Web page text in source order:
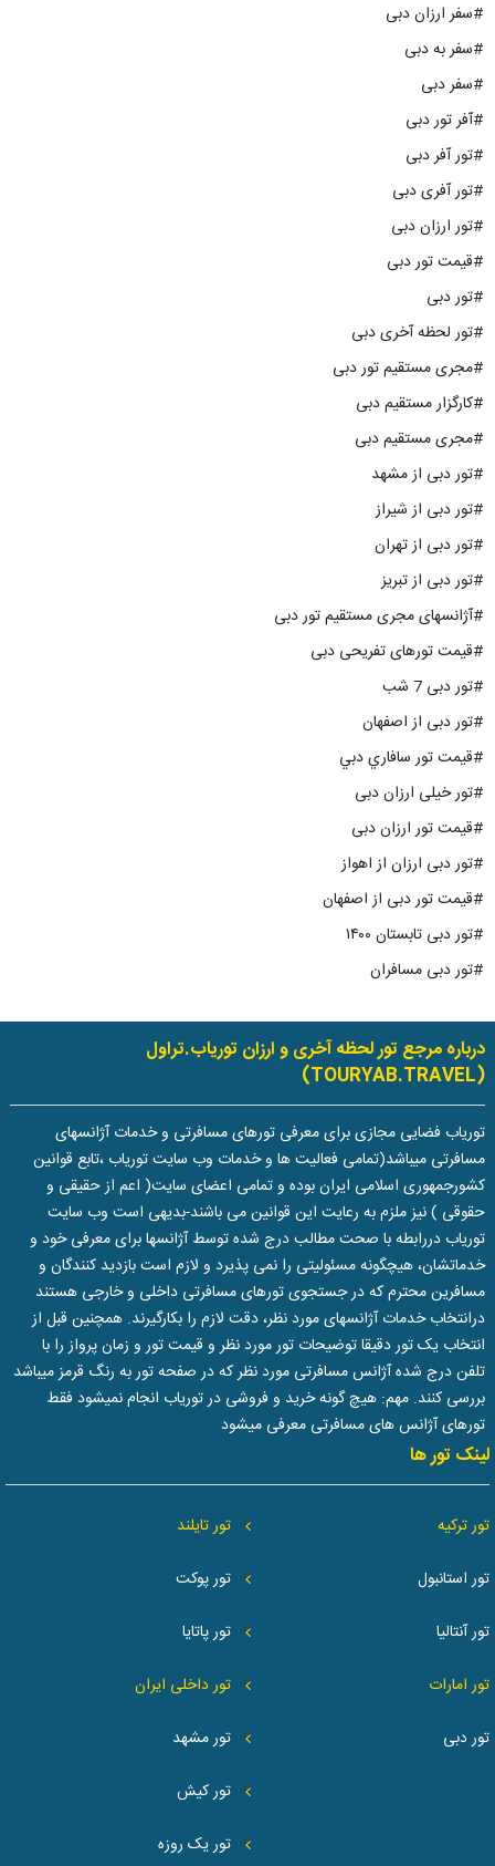
#سفر ارزان دبی
#سفر به دبی
#سفر دبی
#آفر تور دبی
#تور آفر دبی
#تور آفری دبی
#تور ارزان دبی
#قیمت تور دبی
#تور دبی
#تور لحظه آخری دبی
#مجری مستقیم تور دبی
#کارگزار مستقیم دبی
#مجری مستقیم دبی
#تور دبی از مشهد
#تور دبی از شیراز
#تور دبی از تهران
#تور دبی از تبریز
#آژانسهای مجری مستقیم تور دبی
#قیمت تورهای تفریحی دبی
#تور دبی 7 شب
#تور دبی از اصفهان
#قيمت تور سافاري دبي
#تور خیلی ارزان دبی
#قیمت تور ارزان دبی
#تور دبی ارزان از اهواز
#قیمت تور دبی از اصفهان
#تور دبی تابستان ۱۴۰۰
#تور دبی مسافران
درباره مرجع تور لحظه آخری و ارزان توریاب.تراول
(TOURYAB.TRAVEL)
توریاب فضایی مجازی برای معرفی تورهای مسافرتی و خدمات آژانسهای
مسافرتی میباشد(تمامی فعالیت ها و خدمات وب سایت توریاب ،تابع قوانین
کشورجمهوری اسلامی ایران بوده و تمامی اعضای سایت( اعم از حقیقی و
حقوقی ) نیز ملزم به رعایت این قوانین می باشند-بدیهی است وب سایت
توریاب دررابطه با صحت مطالب درج شده توسط آژانسها برای معرفی خود و
خدماتشان، هیچگونه مسئولیتی را نمی پذیرد و لازم است بازدید کنندگان و
مسافرین محترم که در جستجوی تورهای مسافرتی داخلی و خارجی هستند
درانتخاب خدمات آژانسهای مورد نظر، دقت لازم را بکارگیرند. همچنین قبل از
انتخاب یک تور دقیقا توضیحات تور مورد نظر و قیمت تور و زمان پرواز را با
تلفن درج شده آژانس مسافرتی مورد نظر که در صفحه تور به رنگ قرمز میباشد
بررسی کنند. مهم: هیچ گونه خرید و فروشی در توریاب انجام نمیشود فقط
تورهای آژانس های مسافرتی معرفی میشود
لینک تور ها
تور ترکیه
تور استانبول
تور آنتالیا
تور تایلند
تور پوکت
تور پاتایا
تور امارات
تور دبی
تور داخلی ایران
تور مشهد
تور کیش
تور یک روزه